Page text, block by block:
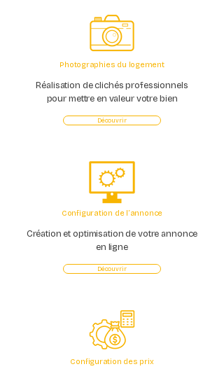
Photographies du logement
Réalisation de clichés professionnels
pour mettre en valeur votre bien
Découvrir
Configuration de l’annonce
Création et optimisation de votre annonce
en ligne
Découvrir
Configuration des prix